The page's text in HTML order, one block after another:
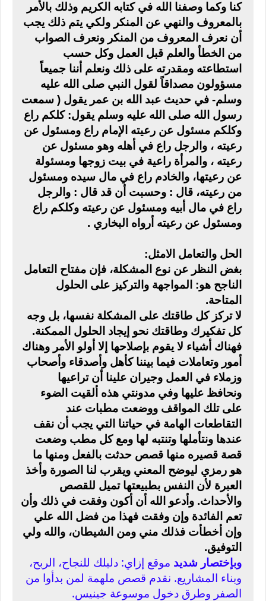
كنا وكما وصفنا الله في كتابه الكريم وذلك بالأمر
بالمعروف والنهي عن المنكر ولكي يتم ذلك يجب
أن نعرف المعروف من المنكر ونعرف الصواب
من الخطأ والعلم قبل العمل وكل حسب
استطاعته ومقدرته على ذلك ونعلم أننا جميعاً
مسؤولون مصداقاً لقول النبي صلى الله عليه
وسلم- في حديث عبد الله بن عمر يقول ( سمعت
رسول الله صلى الله عليه وسلم يقول: كلكم راع
وكلكم مسئول عن رعيته الإمام راع ومسئول عن
رعيته ، والرجل راع في أهله وهو مسئول عن
رعيته ، والمرأة راعية في بيت زوجها ومسئولة
عن رعيتها، والخادم راع في مال سيده ومسئول
من رعيته، قال : وحسبت أن قد قال : والرجل
راع في مال أبيه ومسئول عن رعيته وكلكم راع
ومسئول عن رعيته أرواه البخاري .
الحل والتعامل الامثل:
بغض النظر عن نوع المشكلة، فإن مفتاح التعامل
الناجح هو: المواجهة والتركيز على الحلول
المتاحة.
لا تركز كل طاقتك على المشكلة نفسها، بل وجه
كل تفكيرك وطاقتك نحو إيجاد الحلول الممكنة.
فهناك أشياء لا يقوم بإصلاحها إلا أولو الأمر وهناك
أمور وتعاملات فيما بيننا كأهل وأصدقاء وأصحاب
وزملاء في العمل وجيران علينا أن تراعيها
ونحافظ عليها وفي مدونتي هذه ألقيت الضوء
على تلك المواقف ووضعت مطبات عند
التقاطعات الهامة في حياتنا التي يجب أن نقف
عندها ونتأملها وتنتبه لها ومع كل مطب وضعت
قصة قصيره منها قصص حدثت بالفعل ومنها ما
هو رمزي ليوضح المعني ويقرب لنا الصورة وأخذ
العبرة لأن النفس بطبيعتها تميل للقصص
والأحداث. وأدعو الله أن أكون وفقت في ذلك وأن
تعم الفائدة وإن وفقت فهذا من فضل الله علي
وإن أخطأت فذلك مني ومن الشيطان، والله ولي
التوفيق.
وبإختصار شديد موقع إزاي: دليلك للنجاح، الربح،
وبناء المشاريع. نقدم قصص ملهمة لمن بدأوا من
الصفر وطرق دخول موسوعة جينيس.